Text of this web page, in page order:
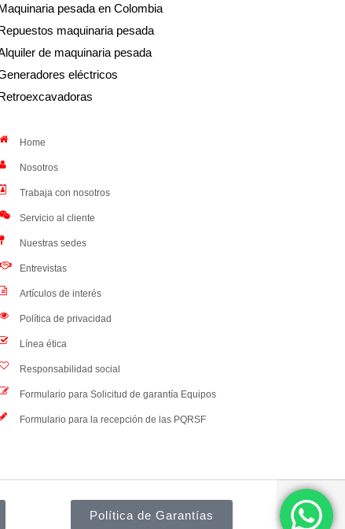
pesada en Colombia
maquinaria pesada
de maquinaria pesada
eléctricos
Home
Nosotros
Trabaja con nosotros
Servicio al cliente
Nuestras sedes
Entrevistas
Artículos de interés
Política de privacidad
Línea ética
Responsabilidad social
Formulario para Solicitud de garantía Equipos
Formulario para la recepción de las PQRSF
Política de Garantías